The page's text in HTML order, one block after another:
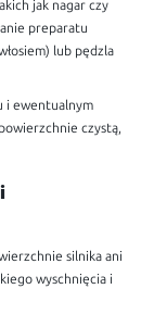
jak nagar czy
preparatu
lub pędzla
i ewentualnym
czystą,
silnika ani
wyschnięcia i